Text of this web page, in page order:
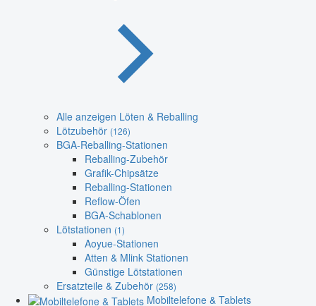
Alle anzeigen Löten & Reballing
Lötzubehör (126)
BGA-Reballing-Stationen
Reballing-Zubehör
Grafik-Chipsätze
Reballing-Stationen
Reflow-Öfen
BGA-Schablonen
Lötstationen (1)
Aoyue-Stationen
Atten & Mlink Stationen
Günstige Lötstationen
Ersatzteile & Zubehör (258)
Mobiltelefone & Tablets